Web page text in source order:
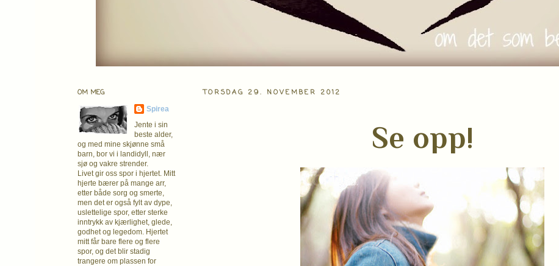
TORSDAG 29. NOVEMBER 2012
Se opp!
OM MEG
Spirea
Jente i sin
beste alder,
og med mine skjønne små
barn, bor vi i landidyll, nær
sjø og vakre strender.
Livet gir oss spor i hjertet. Mitt
hjerte bærer på mange arr,
etter både sorg og smerte,
men det er også fylt av dype,
uslettelige spor, etter sterke
inntrykk av kjærlighet, glede,
godhet og legedom. Hjertet
mitt får bare flere og flere
spor, og det blir stadig
trangere om plassen for